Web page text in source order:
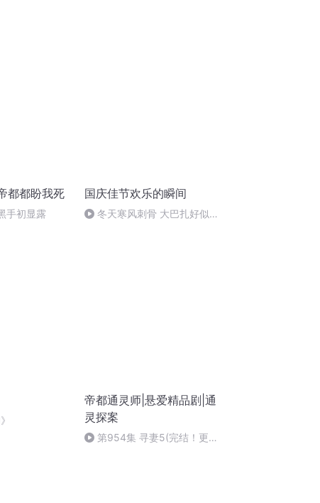
都都盼我死
手初显露
国庆佳节欢乐的瞬间
冬天寒风刺骨 大巴扎好似温
帝都通灵师|悬爱精品剧|通
灵探案
第954集 寻妻5(完结！更多